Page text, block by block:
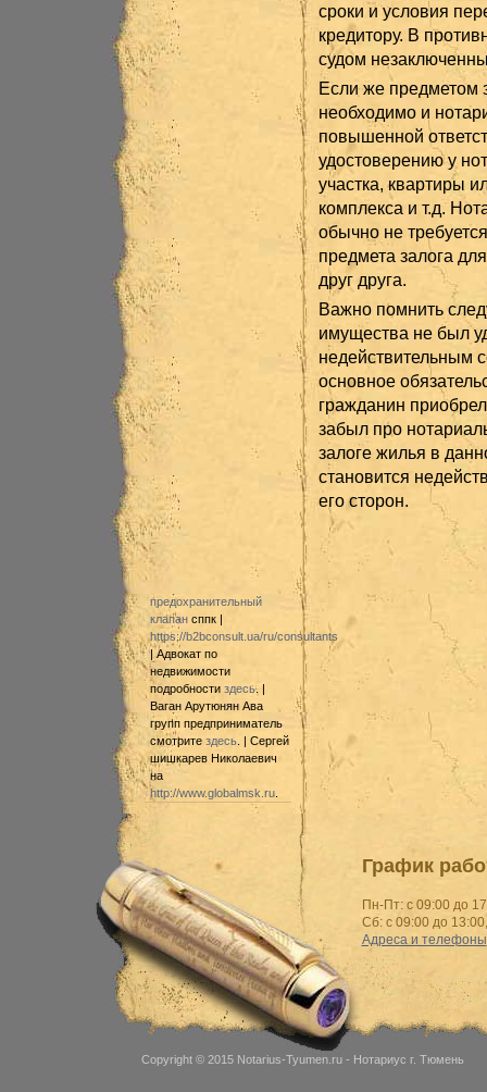
сроки и условия
кредитору. В
судом
Если же предметом
необходимо и
повышенной
удостоверению у
участка, квартиры
комплекса и т.д.
обычно не
предмета залога
друг друга.
Важно помнить
имущества не был
недействительным
основное
гражданин
забыл про
залоге жилья в
становится
его сторон.
предохранительный
клапансппк |
https://b2bconsult.ua/ru/consultants
| Адвокат по
недвижимости
подробности здесь. |
Ваган Арутюнян Ава
групп предприниматель
смотрите здесь. | Сергей
шишкарев Николаевич
на
http://www.globalmsk.ru.
График
Пн-Пт: с 09:00 до
Сб: с 09:00 до
Адреса и телефоны
Copyright © 2015 Notarius-Tyumen.ru- Нотариус г. Тюмень